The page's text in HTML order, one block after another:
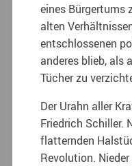
eines Bürgertums
alten
entschlossenen
anderes blieb, als
Tücher zu
Der Urahn aller
Friedrich Schiller.
flatternden
Revolution.